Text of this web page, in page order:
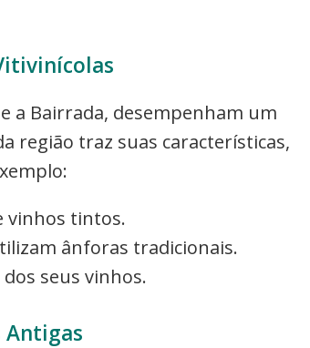
a Bairrada, desempenham um
região traz suas características,
vinhos tintos.
ânforas tradicionais.
seus vinhos.
Antigas